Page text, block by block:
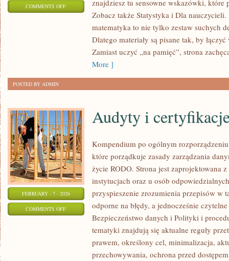
COMMENTS OFFON
MATEMATYCZNA
znajdziesz tu sensowne wskazówki,
Zobacz także Statystyka i Dla
matematyka to nie tylko zestaw suchych
Dlatego materiały są pisane tak, by
Zamiast uczyć „na pamięć”, strona
More ]
POSTED BY ADMIN
FEBRUARY - 7 - 2026
COMMENTS OFFON
CERTYFIKACJE
Audyty i
Kompendium po ogólnym
które porządkuje zasady zarządzania
życie RODO. Strona jest zaprojektowana
instytucjach oraz u osób
przyspieszenie zrozumienia przepisów w
odporne na błędy, a jednocześnie
Bezpieczeństwo danych i Polityki i
tematyki znajdują się aktualne reguły
prawem, określony cel, minimalizacja,
przechowywania, ochrona przed